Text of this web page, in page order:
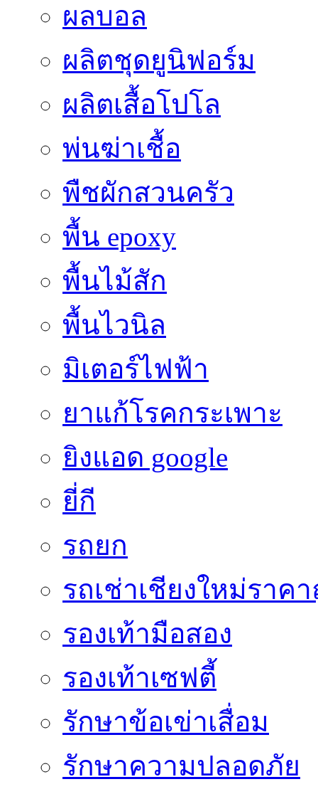
ผลบอล
ผลิตชุดยูนิฟอร์ม
ผลิตเสื้อโปโล
พ่นฆ่าเชื้อ
พืชผักสวนครัว
พื้น epoxy
พื้นไม้สัก
พื้นไวนิล
มิเตอร์ไฟฟ้า
ยาแก้โรคกระเพาะ
ยิงแอด google
ยี่กี
รถยก
รถเช่าเชียงใหม่ราค
รองเท้ามือสอง
รองเท้าเซฟตี้
รักษาข้อเข่าเสื่อม
รักษาความปลอดภัย